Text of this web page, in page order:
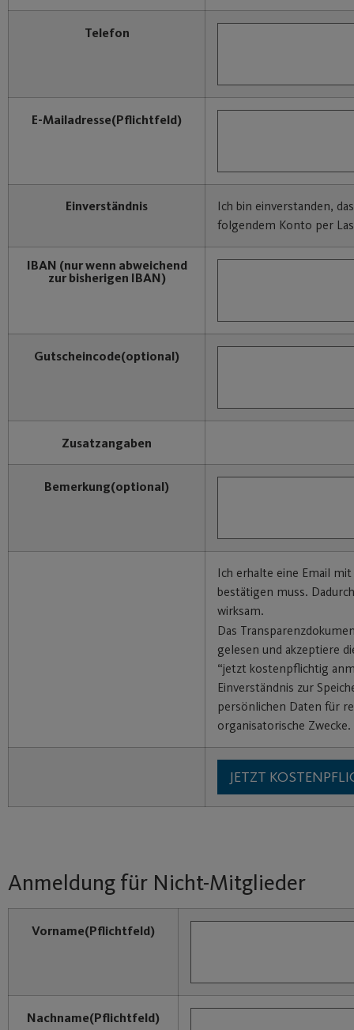
Telefon
E-Mailadresse(Pflichtfeld)
Einverständnis
Ich bin einverstanden,
folgendem Konto per
IBAN (nur wenn abweichend
zur bisherigen IBAN)
Gutscheincode(optional)
Zusatzangaben
Bemerkung(optional)
Ich erhalte eine Email
bestätigen muss.
wirksam.
Das
gelesen und akzeptiere
“jetzt kostenpflichtig
Einverständnis zur
persönlichen Daten für
organisatorische Zwecke.
Anmeldung für Nicht-Mitglieder
Vorname(Pflichtfeld)
Nachname(Pflichtfeld)